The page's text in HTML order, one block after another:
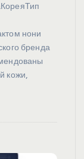
нони
бренда
кожи,